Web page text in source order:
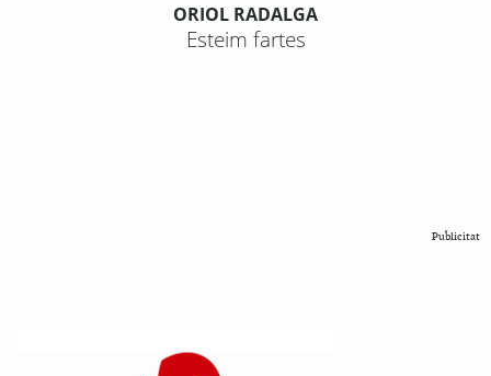
ORIOL RADALGA
Esteim fartes
Publicitat